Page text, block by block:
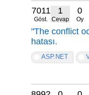
7011
Göst.
1
Cevap
0
Oy
"The conflict
hatası.
ASP.NET